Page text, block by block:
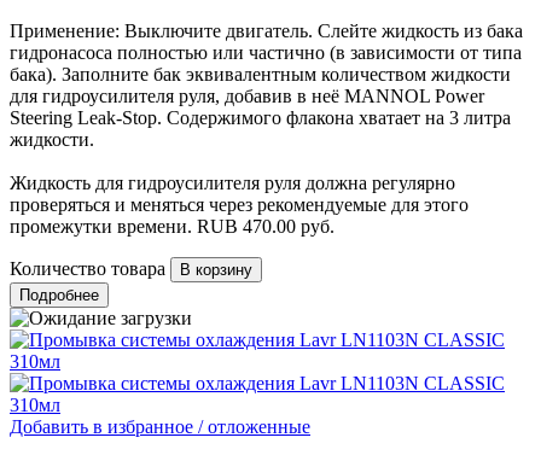
Применение: Выключите двигатель. Слейте жидкость из бака
гидронасоса полностью или частично (в зависимости от типа
бака). Заполните бак эквивалентным количеством жидкости
для гидроусилителя руля, добавив в неё MANNOL Power
Steering Leak-Stop. Содержимого флакона хватает на 3 литра
жидкости.
Жидкость для гидроусилителя руля должна регулярно
проверяться и меняться через рекомендуемые для этого
промежутки времени. RUB 470.00 руб.
Количество товара
Подробнее
Добавить в избранное / отложенные